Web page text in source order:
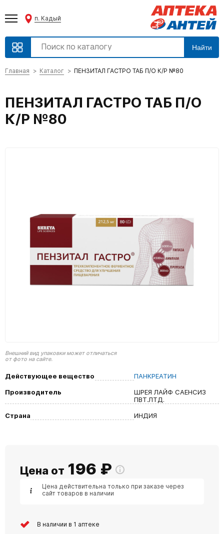
п. Кадый
Найти
Главная Каталог ПЕНЗИТАЛ ГАСТРО ТАБ П/О К/Р №80
ПЕНЗИТАЛ ГАСТРО ТАБ П/О
К/Р №80
Внешний вид упаковки может отличаться
от фото на сайте.
Действующее вещество
ПАНКРЕАТИН
Производитель
ШРЕЯ ЛАЙФ САЕНСИЗ
ПВТ.ЛТД.
Страна
ИНДИЯ
Цена от 196 ₽
Цена действительна только при заказе через
сайт товаров в наличии
В наличии в 1 аптеке